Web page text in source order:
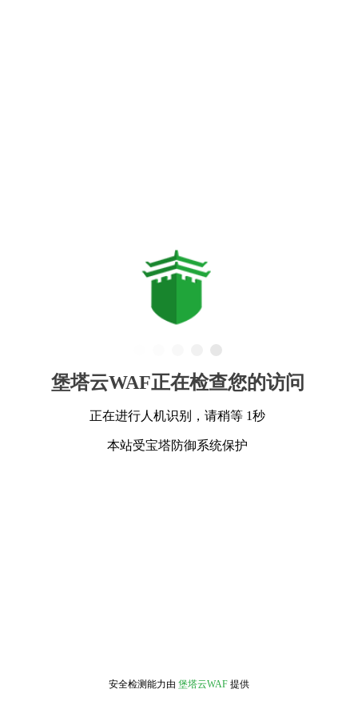
堡塔云WAF正在检查您的访问
正在进行人机识别，请稍等 1秒
本站受宝塔防御系统保护
安全检测能力由 堡塔云WAF 提供